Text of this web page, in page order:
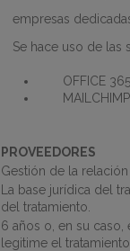
empresas
Se hace uso de las
OFFICE
PROVEEDORES
Gestión de la
La base jurídica del
del tratamiento.
6 años o, en su
legitime el tratamiento.